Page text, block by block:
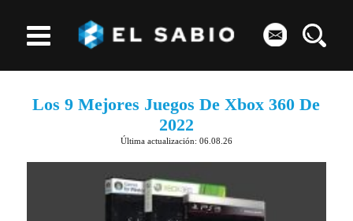
Los 9 Mejores Juegos De Xbox 360 De
2022
Última actualización: 06.08.26